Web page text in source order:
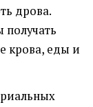
дрова.
получать
крова, еды и